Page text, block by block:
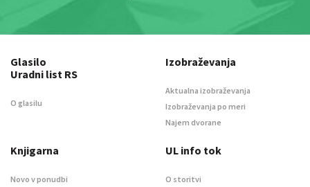
Glasilo
Uradni list RS
O glasilu
Izobraževanja
Aktualna izobraževanja
Izobraževanja po meri
Najem dvorane
Knjigarna
Novo v ponudbi
UL info tok
O storitvi